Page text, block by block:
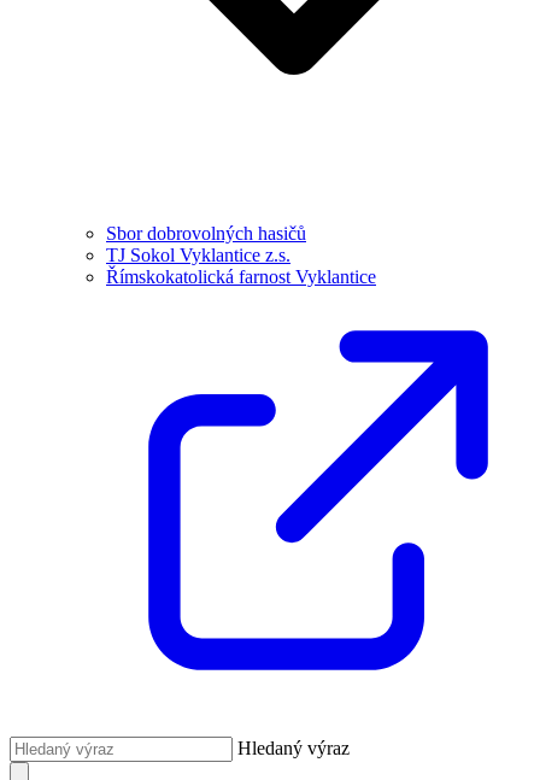
Sbor dobrovolných hasičů
TJ Sokol Vyklantice z.s.
Římskokatolická farnost Vyklantice
Hledaný výraz